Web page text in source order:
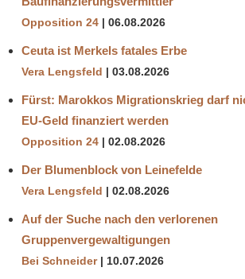
Opposition 24 06.08.2026
Ceuta ist Merkels fatales Erbe
Vera Lengsfeld 03.08.2026
Fürst: Marokkos Migrationskrieg darf
EU-Geld finanziert werden
Opposition 24 02.08.2026
Der Blumenblock von Leinefelde
Vera Lengsfeld 02.08.2026
Auf der Suche nach den verlorenen
Gruppenvergewaltigungen
Bei Schneider 10.07.2026